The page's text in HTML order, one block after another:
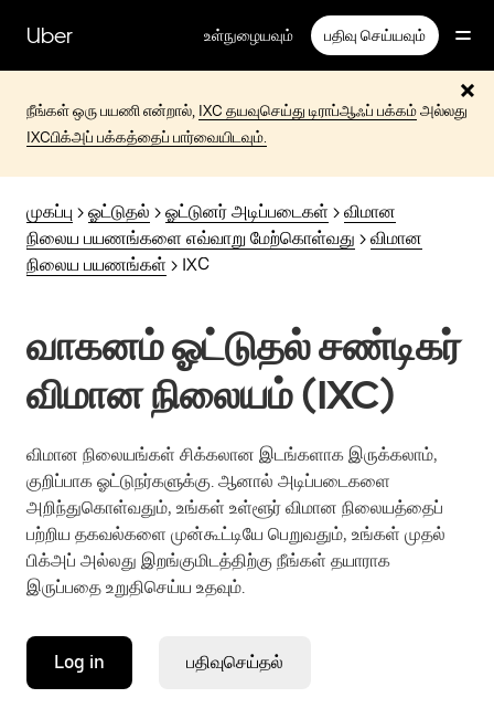
பக்கத்திற்குச்
செல்லவும்
Uber உள்நுழையவும் பதிவு செய்யவும்
நீங்கள் ஒரு பயணி என்றால், IXC தயவுசெய்து டிராப்ஆஃப் பக்கம்அல்லது
IXCபிக்அப் பக்கத்தைப் பார்வையிடவும்.
முகப்பு > ஓட்டுதல் > ஓட்டுனர் அடிப்படைகள் > விமான
நிலைய பயணங்களை எவ்வாறு மேற்கொள்வது > விமான
நிலைய பயணங்கள் > IXC
வாகனம் ஓட்டுதல் சண்டிகர்
விமான நிலையம் (IXC)
விமான நிலையங்கள் சிக்கலான இடங்களாக இருக்கலாம்,
குறிப்பாக ஓட்டுநர்களுக்கு. ஆனால் அடிப்படைகளை
அறிந்துகொள்வதும், உங்கள் உள்ளூர் விமான நிலையத்தைப்
பற்றிய தகவல்களை முன்கூட்டியே பெறுவதும், உங்கள் முதல்
பிக்அப் அல்லது இறங்குமிடத்திற்கு நீங்கள் தயாராக
இருப்பதை உறுதிசெய்ய உதவும்.
Log in பதிவுசெய்தல்